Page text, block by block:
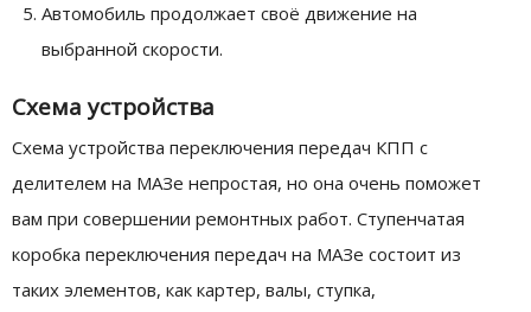
Автомобиль продолжает своё движение на
выбранной скорости.
Схема устройства
Схема устройства переключения передач КПП с
делителем на МАЗе непростая, но она очень поможет
вам при совершении ремонтных работ. Ступенчатая
коробка переключения передач на МАЗе состоит из
таких элементов, как картер, валы, ступка,